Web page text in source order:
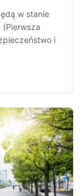
w stanie
i